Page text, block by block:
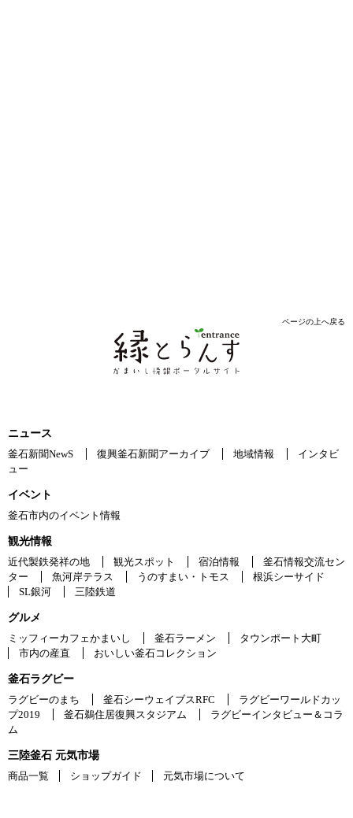
ページの上へ戻る
ニュース
釜石新聞NewS
復興釜石新聞アーカイブ 地域情報
インタビ
ュー
イベント
釜石市内のイベント情報
観光情報
近代製鉄発祥の地
観光スポット 宿泊情報
釜石情報交流セン
ター
魚河岸テラス うのすまい・トモス
根浜シーサイド
SL銀河
三陸鉄道
グルメ
ミッフィーカフェかまいし
釜石ラーメン
タウンポート大町
市内の産直
おいしい釜石コレクション
釜石ラグビー
ラグビーのまち
釜石シーウェイブスRFC
ラグビーワールドカッ
プ2019
釜石鵜住居復興スタジアム
ラグビーインタビュー＆コラ
ム
三陸釜石 元気市場
商品一覧
ショップガイド 元気市場について